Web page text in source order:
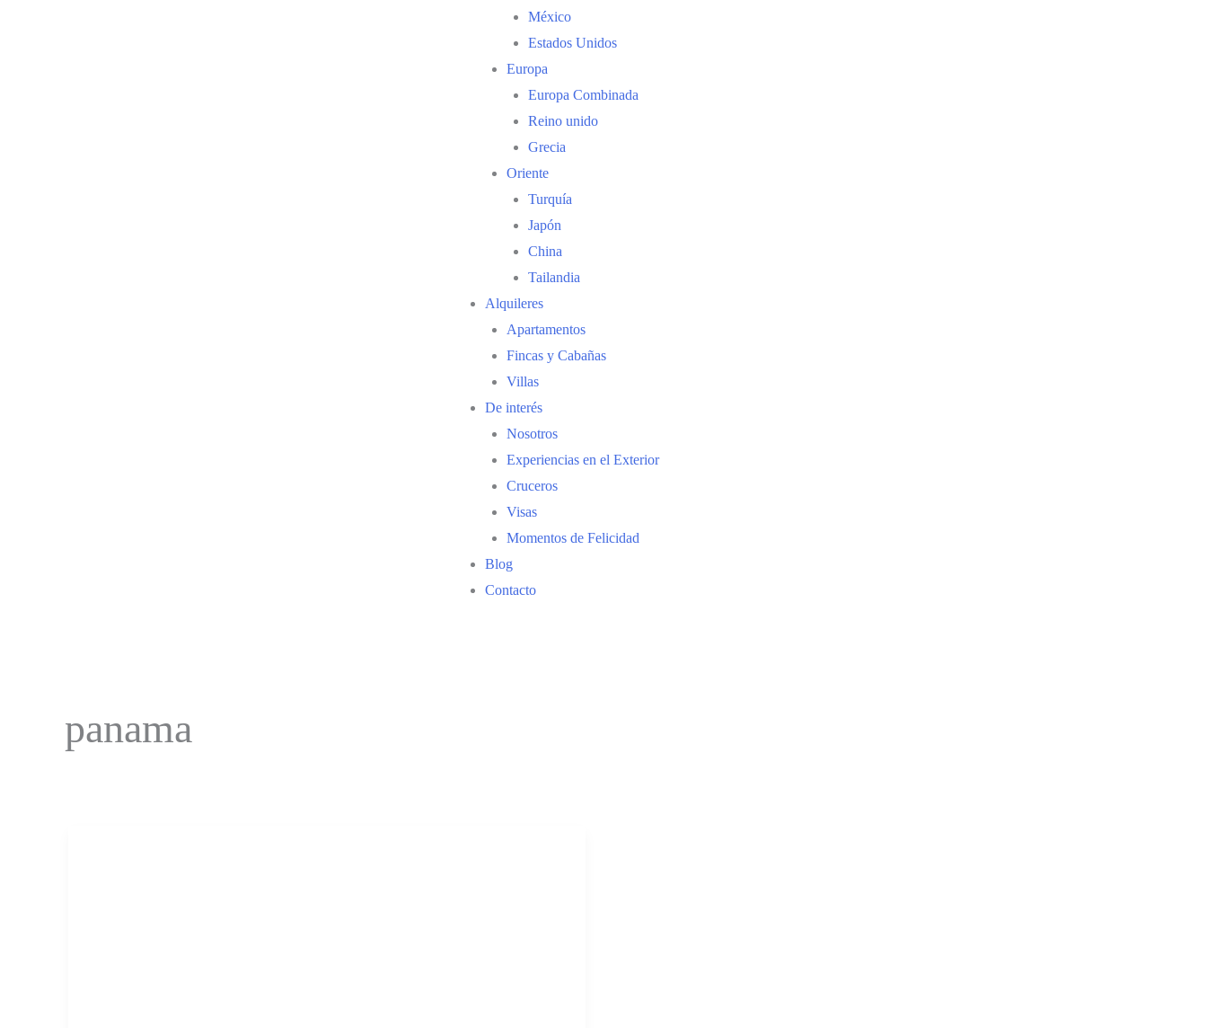
México
Estados Unidos
Europa
Europa Combinada
Reino unido
Grecia
Oriente
Turquía
Japón
China
Tailandia
Alquileres
Apartamentos
Fincas y Cabañas
Villas
De interés
Nosotros
Experiencias en el Exterior
Cruceros
Visas
Momentos de Felicidad
Blog
Contacto
panama